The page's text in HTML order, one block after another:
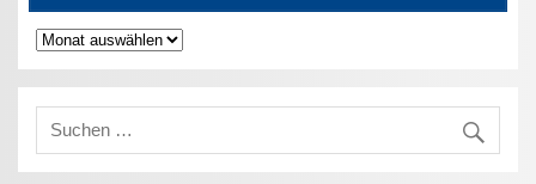
Archiv